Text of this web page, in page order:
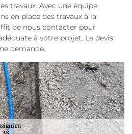
travaux. Avec une équipe
en place des travaux à la
de nous contacter pour
à votre projet. Le devis
demande.